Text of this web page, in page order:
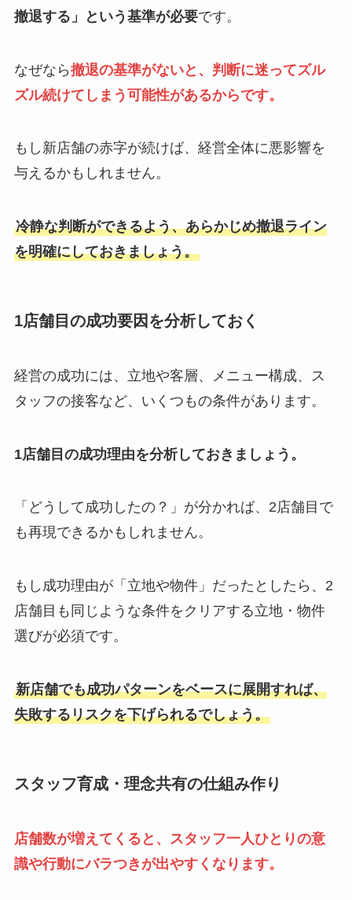
撤退する」という基準が必要です。
なぜなら撤退の基準がないと、判断に迷ってズル
ズル続けてしまう可能性があるからです。
もし新店舗の赤字が続けば、経営全体に悪影響を
与えるかもしれません。
冷静な判断ができるよう、あらかじめ撤退ライン
を明確にしておきましょう。
1店舗目の成功要因を分析しておく
経営の成功には、立地や客層、メニュー構成、ス
タッフの接客など、いくつもの条件があります。
1店舗目の成功理由を分析しておきましょう。
「どうして成功したの？」が分かれば、2店舗目で
も再現できるかもしれません。
もし成功理由が「立地や物件」だったとしたら、2
店舗目も同じような条件をクリアする立地・物件
選びが必須です。
新店舗でも成功パターンをベースに展開すれば、
失敗するリスクを下げられるでしょう。
スタッフ育成・理念共有の仕組み作り
店舗数が増えてくると、スタッフ一人ひとりの意
識や行動にバラつきが出やすくなります。